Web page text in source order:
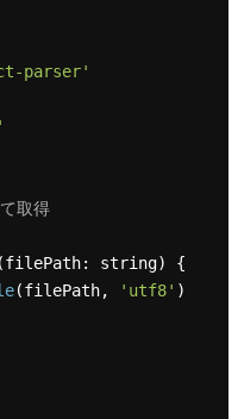
parser'
filePath: string) {
(filePath, 'utf8' )